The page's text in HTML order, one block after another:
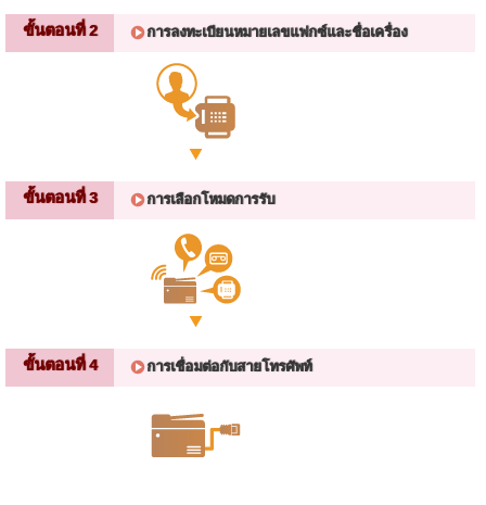
ขั้นตอนที่ 2 การลงทะเบียนหมายเลขแฟกซ์และชื่อเครื่อง
ขั้นตอนที่ 3 การเลือกโหมดการรับ
ขั้นตอนที่ 4 การเชื่อมต่อกับสายโทรศัพท์